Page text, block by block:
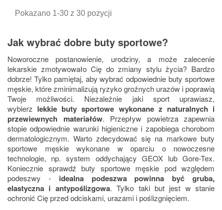
Pokazano 1-30 z 30 pozycji
Jak wybrać dobre buty sportowe?
Noworoczne postanowienie, urodziny, a może zalecenie
lekarskie zmotywowało Cię do zmiany stylu życia? Bardzo
dobrze! Tylko pamiętaj, aby wybrać odpowiednie buty sportowe
męskie, które zminimalizują ryzyko groźnych urazów i poprawią
Twoje możliwości. Niezależnie jaki sport uprawiasz,
wybierz lekkie buty sportowe wykonane z naturalnych i
przewiewnych materiałów. Przepływ powietrza zapewnia
stopie odpowiednie warunki higieniczne i zapobiega chorobom
dermatologicznym. Warto zdecydować się na markowe buty
sportowe męskie wykonane w oparciu o nowoczesne
technologie, np. system oddychający GEOX lub Gore-Tex.
Koniecznie sprawdź buty sportowe męskie pod względem
podeszwy - idealna podeszwa powinna być gruba,
elastyczna i antypoślizgowa. Tylko taki but jest w stanie
ochronić Cię przed odciskami, urazami i poślizgnięciem.